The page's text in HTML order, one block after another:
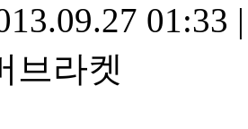
01:33 |
브라켓